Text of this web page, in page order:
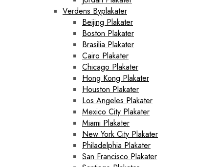
Verdens Byplakater
Beijing Plakater
Boston Plakater
Brasilia Plakater
Cairo Plakater
Chicago Plakater
Hong Kong Plakater
Houston Plakater
Los Angeles Plakater
Mexico City Plakater
Miami Plakater
New York City Plakater
Philadelphia Plakater
San Francisco Plakater